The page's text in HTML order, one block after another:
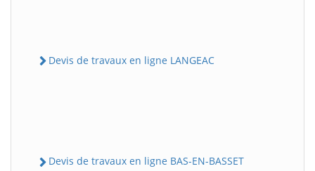
Devis de travaux en ligne LANGEAC
Devis de travaux en ligne BAS-EN-BASSET